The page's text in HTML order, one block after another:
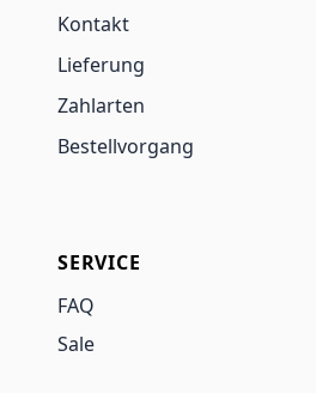
Kontakt
Lieferung
Zahlarten
Bestellvorgang
SERVICE
FAQ
Sale